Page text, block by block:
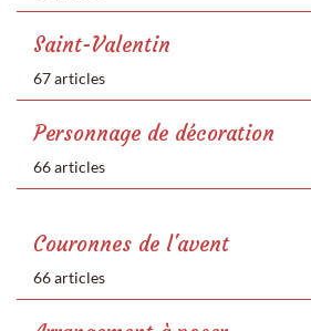
Saint-Valentin
67 articles
Personnage de décoration
66 articles
Couronnes de l'avent
66 articles